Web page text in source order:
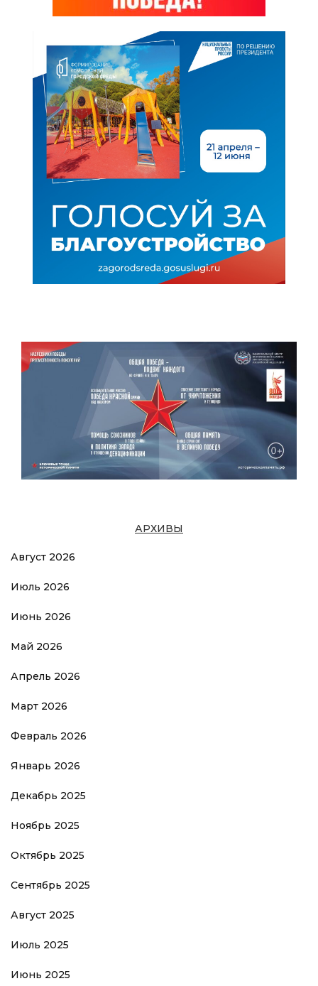
АРХИВЫ
Август 2026
Июль 2026
Июнь 2026
Май 2026
Апрель 2026
Март 2026
Февраль 2026
Январь 2026
Декабрь 2025
Ноябрь 2025
Октябрь 2025
Сентябрь 2025
Август 2025
Июль 2025
Июнь 2025